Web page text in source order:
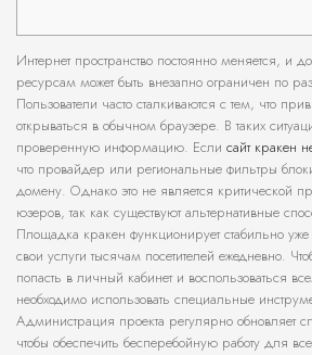
Интернет пространство постоянно меняется, и
ресурсам может быть внезапно ограничен по
Пользователи часто сталкиваются с тем, что
открываться в обычном браузере. В таких
проверенную информацию. Если сайт кракен
что провайдер или региональные фильтры
домену. Однако это не является критической
юзеров, так как существуют альтернативные
Площадка кракен функционирует стабильно уже
свои услуги тысячам посетителей ежедневно.
попасть в личный кабинет и воспользоваться
необходимо использовать специальные
Администрация проекта регулярно обновляет
чтобы обеспечить бесперебойную работу для